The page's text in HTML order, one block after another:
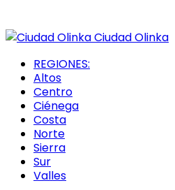
Ciudad Olinka
REGIONES:
Altos
Centro
Ciénega
Costa
Norte
Sierra
Sur
Valles